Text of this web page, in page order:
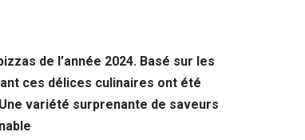
de l’année 2024. Basé sur les
ces délices culinaires ont été
variété surprenante de saveurs